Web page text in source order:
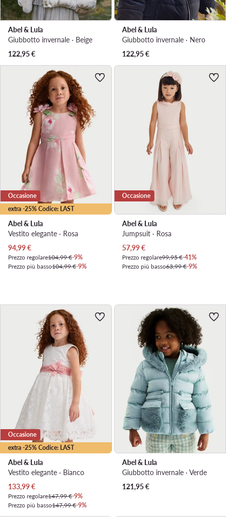
Abel & Lula
Giubbotto invernale · Beige
122,95€
Abel & Lula
Giubbotto invernale · Nero
122,95€
extra -25% Codice: LAST
Occasione
Abel & Lula
Vestito elegante · Rosa
Prezzo attuale
94,99€
Prezzo regolare104,99 €-9%
Prezzo più basso104,99 €-9%
Occasione
Abel & Lula
Jumpsuit · Rosa
Prezzo attuale
57,99€
Prezzo regolare99,95 €-41%
Prezzo più basso63,99 €-9%
extra -25% Codice: LAST
Occasione
Abel & Lula
Vestito elegante · Bianco
Prezzo attuale
133,99€
Prezzo regolare147,99 €-9%
Prezzo più basso147,99 €-9%
Abel & Lula
Giubbotto invernale · Verde
121,95€